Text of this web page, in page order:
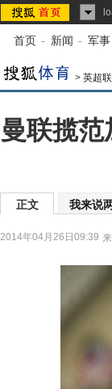
首页 - 新闻 - 军事
> 英超
曼联揽
正文 我来说
2014年04月26日09:39